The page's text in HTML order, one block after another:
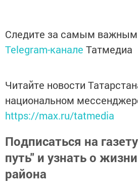
Следите за самым
Telegram-канале Татмедиа
Читайте новости
национальном
https://max.ru/tatmedia
Подписаться на
путь" и узнать о
района